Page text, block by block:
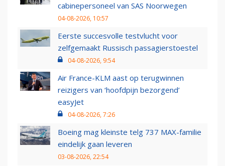
cabinepersoneel van SAS Noorwegen
04-08-2026, 10:57
Eerste succesvolle testvlucht voor
zelfgemaakt Russisch passagierstoestel
04-08-2026, 9:54
Air France-KLM aast op terugwinnen
reizigers van ‘hoofdpijn bezorgend’
easyJet
04-08-2026, 7:26
Boeing mag kleinste telg 737 MAX-familie
eindelijk gaan leveren
03-08-2026, 22:54